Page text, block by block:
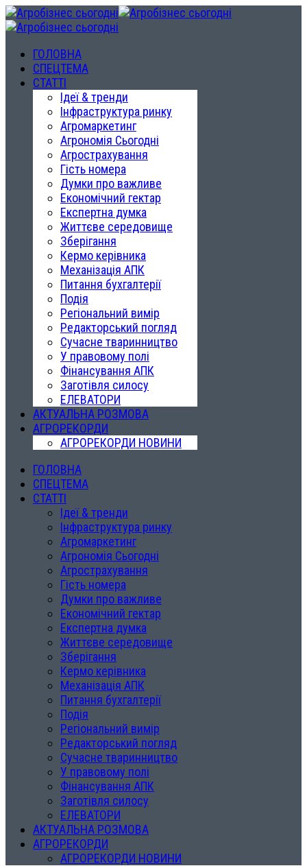
ГОЛОВНА
СПЕЦТЕМА
СТАТТІ
Ідеї & тренди
Інфраструктура ринку
Агромаркетинг
Агрономія Сьогодні
Агрострахування
Гість номера
Думки про важливе
Економічний гектар
Експертна думка
Життєве середовище
Зберігання
Кермо керівника
Механізація АПК
Питання бухгалтерії
Подія
Регіональний вимір
Редакторський погляд
Сучасне тваринництво
У правовому полі
Фінансування АПК
Заготівля силосу
ЕЛЕВАТОРИ
АКТУАЛЬНА РОЗМОВА
АГРОРЕКОРДИ
АГРОРЕКОРДИ НОВИНИ
ГОЛОВНА
СПЕЦТЕМА
СТАТТІ
Ідеї & тренди
Інфраструктура ринку
Агромаркетинг
Агрономія Сьогодні
Агрострахування
Гість номера
Думки про важливе
Економічний гектар
Експертна думка
Життєве середовище
Зберігання
Кермо керівника
Механізація АПК
Питання бухгалтерії
Подія
Регіональний вимір
Редакторський погляд
Сучасне тваринництво
У правовому полі
Фінансування АПК
Заготівля силосу
ЕЛЕВАТОРИ
АКТУАЛЬНА РОЗМОВА
АГРОРЕКОРДИ
АГРОРЕКОРДИ НОВИНИ